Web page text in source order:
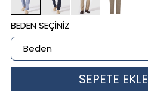
BEDEN SEÇINIZ
SEPETE EKLE